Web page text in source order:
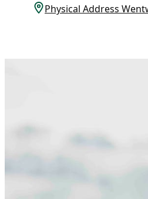
Physical Address